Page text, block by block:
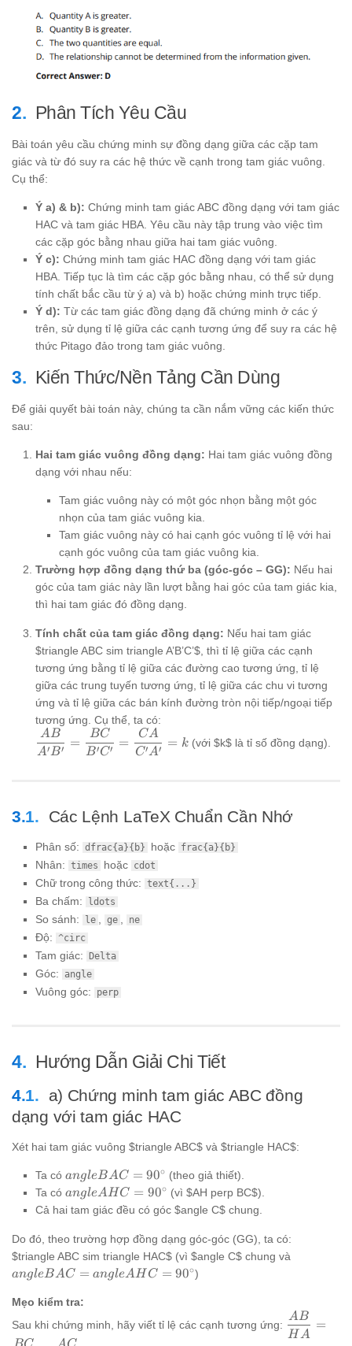
Phân Tích Yêu Cầu
Bài toán yêu cầu chứng minh sự đồng dạng giữa các cặp tam
giác và từ đó suy ra các hệ thức về cạnh trong tam giác vuông.
Cụ thể:
Ý a) & b): Chứng minh tam giác ABC đồng dạng với tam giác
HAC và tam giác HBA. Yêu cầu này tập trung vào việc tìm
các cặp góc bằng nhau giữa hai tam giác vuông.
Ý c): Chứng minh tam giác HAC đồng dạng với tam giác
HBA. Tiếp tục là tìm các cặp góc bằng nhau, có thể sử dụng
tính chất bắc cầu từ ý a) và b) hoặc chứng minh trực tiếp.
Ý d): Từ các tam giác đồng dạng đã chứng minh ở các ý
trên, sử dụng tỉ lệ giữa các cạnh tương ứng để suy ra các hệ
thức Pitago đảo trong tam giác vuông.
Kiến Thức/Nền Tảng Cần Dùng
Để giải quyết bài toán này, chúng ta cần nắm vững các kiến thức
sau:
Hai tam giác vuông đồng dạng: Hai tam giác vuông đồng
dạng với nhau nếu:
Tam giác vuông này có một góc nhọn bằng một góc
nhọn của tam giác vuông kia.
Tam giác vuông này có hai cạnh góc vuông tỉ lệ với hai
cạnh góc vuông của tam giác vuông kia.
Trường hợp đồng dạng thứ ba (góc-góc – GG): Nếu hai
góc của tam giác này lần lượt bằng hai góc của tam giác kia,
thì hai tam giác đó đồng dạng.
Tính chất của tam giác đồng dạng: Nếu hai tam giác
$triangle ABC sim triangle A’B’C’$, thì tỉ lệ giữa các cạnh
tương ứng bằng tỉ lệ giữa các đường cao tương ứng, tỉ lệ
giữa các trung tuyến tương ứng, tỉ lệ giữa các chu vi tương
ứng và tỉ lệ giữa các bán kính đường tròn nội tiếp/ngoại tiếp
tương ứng. Cụ thể, ta có:
\dfrac{AB}
{A'B'} =
{C'A'} = k
A′B′
AB
=
B′C′
BC
=
C′A′
CA
= k (với $k$ là tỉ số đồng dạng).
Các Lệnh LaTeX Chuẩn Cần Nhớ
Phân số: dfrac{a}{b} hoặc frac{a}{b}
Nhân: times hoặc cdot
Chữ trong công thức: text{...}
Ba chấm: ldots
So sánh: le ge ne
Độ: ^circ
Tam giác: Delta
Góc: angle
Vuông góc: perp
Hướng Dẫn Giải Chi Tiết
a) Chứng minh tam giác ABC đồng
dạng với tam giác HAC
Xét hai tam giác vuông $triangle ABC$ và $triangle HAC$:
Ta có angle
BAC =
90^\circ
angleBAC = 90∘ (theo giả thiết).
Ta có angle
AHC =
angleAHC = 90∘ (vì $AH perp BC$).
Cả hai tam giác đều có góc $angle C$ chung.
Do đó, theo trường hợp đồng dạng góc-góc (GG), ta có:
$triangle ABC sim triangle HAC$ (vì $angle C$ chung và
90^\circ
angleBAC = angleAH C = 90∘)
Mẹo kiểm tra:
Sau khi chứng minh, hãy viết tỉ lệ các cạnh tương ứng:
{HA} =
HA
AB
=